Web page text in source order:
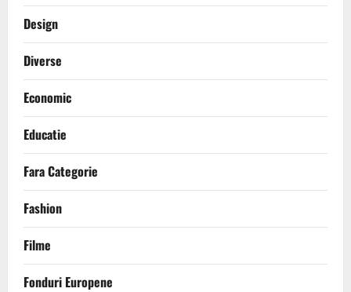
Design
Diverse
Economic
Educatie
Fara Categorie
Fashion
Filme
Fonduri Europene